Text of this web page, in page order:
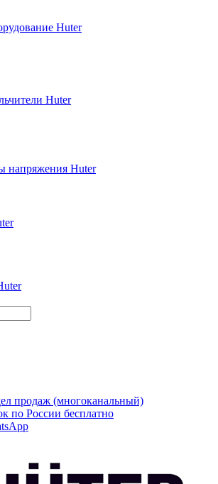
Huter
Huter
напряжения Huter
продаж (многоканальный)
по России бесплатно